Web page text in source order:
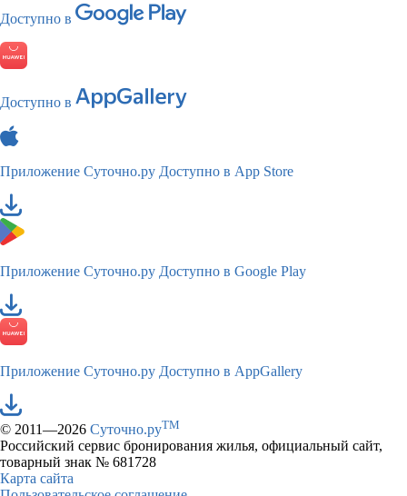
Доступно в
Доступно в
Приложение Суточно.ру Доступно в App Store
Приложение Суточно.ру Доступно в Google Play
Приложение Суточно.ру Доступно в AppGallery
© 2011—2026 Суточно.руTM
Российский сервис бронирования жилья, официальный сайт,
товарный знак № 681728
Карта сайта